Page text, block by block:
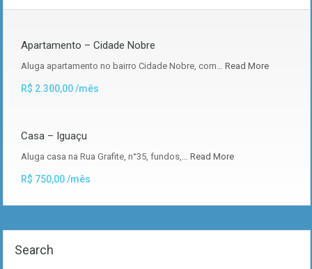
Apartamento – Cidade Nobre
Aluga apartamento no bairro Cidade Nobre, com… Read More
R$ 2.300,00 /mês
Casa – Iguaçu
Aluga casa na Rua Grafite, n°35, fundos,… Read More
R$ 750,00 /mês
Search